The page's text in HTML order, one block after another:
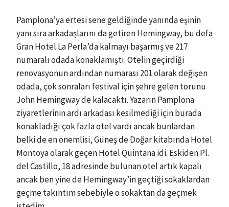
Pamplona’ya ertesi sene geldiğinde yanında eşinin
yanı sıra arkadaşlarını da getiren Hemingway, bu defa
Gran Hotel La Perla’da kalmayı başarmış ve 217
numaralı odada konaklamıştı. Otelin geçirdiği
renovasyonun ardından numarası 201 olarak değişen
odada, çok sonraları festival için şehre gelen torunu
John Hemingway de kalacaktı. Yazarın Pamplona
ziyaretlerinin ardı arkadası kesilmediği için burada
konakladığı çok fazla otel vardı ancak bunlardan
belki de en önemlisi, Güneş de Doğar kitabında Hotel
Montoya olarak geçen Hotel Quintana idi. Eskiden Pl.
del Castillo, 18 adresinde bulunan otel artık kapalı
ancak ben yine de Hemingway’in geçtiği sokaklardan
geçme takıntım sebebiyle o sokaktan da geçmek